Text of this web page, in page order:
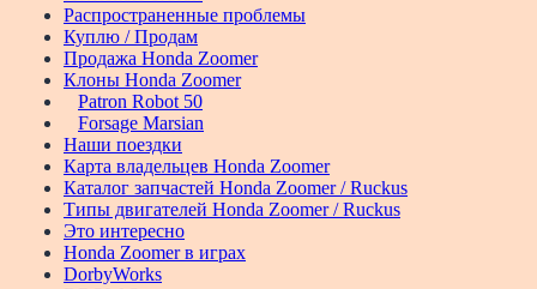
Распространенные проблемы
Куплю / Продам
Продажа Honda Zoomer
Клоны Honda Zoomer
Patron Robot 50
Forsage Marsian
Наши поездки
Карта владельцев Honda Zoomer
Каталог запчастей Honda Zoomer / Ruckus
Типы двигателей Honda Zoomer / Ruckus
Это интересно
Honda Zoomer в играх
DorbyWorks